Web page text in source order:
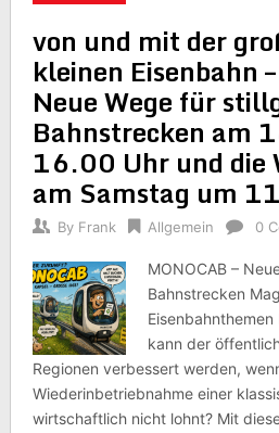
von und mit der
kleinen Eisenbahn
Neue Wege für
Bahnstrecken am
16.00 Uhr und die
am Samstag um
By Frank Allgemein 0
MONOCAB –
Bahnstrecken
kann der
Regionen verbessert werden,
Wiederinbetriebnahme einer
wirtschaftlich nicht lohnt? Mit